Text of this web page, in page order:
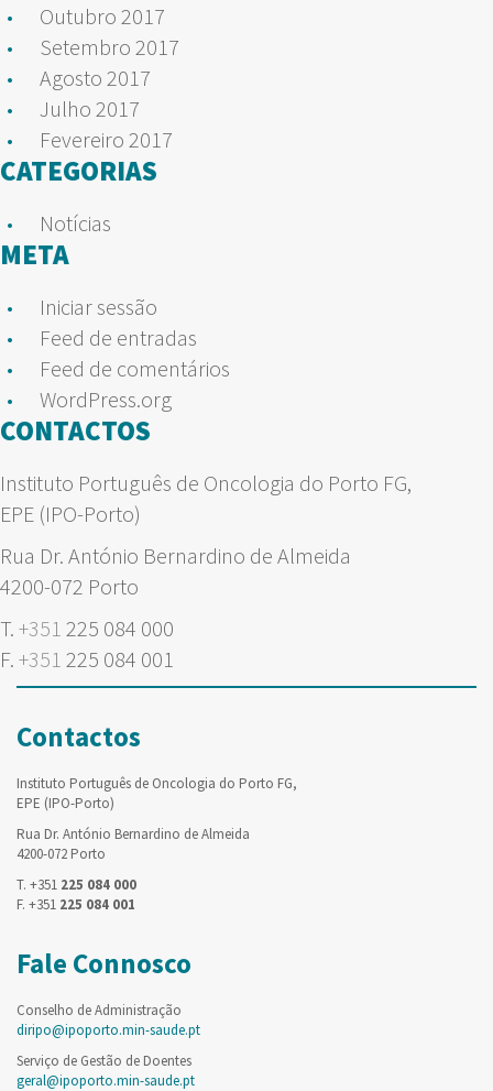
Outubro 2017
Setembro 2017
Agosto 2017
Julho 2017
Fevereiro 2017
CATEGORIAS
Notícias
META
Iniciar sessão
Feed de entradas
Feed de comentários
WordPress.org
CONTACTOS
Instituto Português de Oncologia do Porto FG,
EPE (IPO-Porto)
Rua Dr. António Bernardino de Almeida
4200-072 Porto
T. +351 225 084 000
F. +351 225 084 001
Contactos
Instituto Português de Oncologia do Porto FG,
EPE (IPO-Porto)
Rua Dr. António Bernardino de Almeida
4200-072 Porto
T. +351 225 084 000
F. +351 225 084 001
Fale Connosco
Conselho de Administração
diripo@ipoporto.min-saude.pt
Serviço de Gestão de Doentes
geral@ipoporto.min-saude.pt